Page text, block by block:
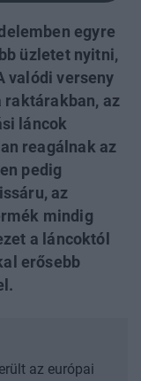
egyre
üzletet nyitni,
valódi verseny
raktárakban, az
láncok
reagálnak az
pedig
az
mindig
a láncoktól
erősebb
az európai